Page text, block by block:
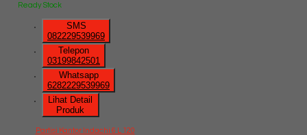
Ready Stock
SMS
082229539969
Telepon
03199842501
Whatsapp
6282229539969
Lihat Detail
Produk
Partisi Kantor Indachi 6 L 120